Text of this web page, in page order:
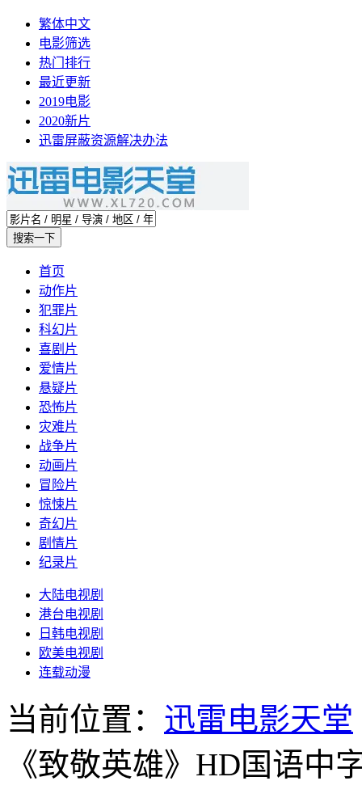
繁体中文
电影筛选
热门排行
最近更新
2019电影
2020新片
迅雷屏蔽资源解决办法
首页
动作片
犯罪片
科幻片
喜剧片
爱情片
悬疑片
恐怖片
灾难片
战争片
动画片
冒险片
惊悚片
奇幻片
剧情片
纪录片
大陆电视剧
港台电视剧
日韩电视剧
欧美电视剧
连载动漫
当前位置： 迅雷电影天堂
《致敬英雄》HD国语中